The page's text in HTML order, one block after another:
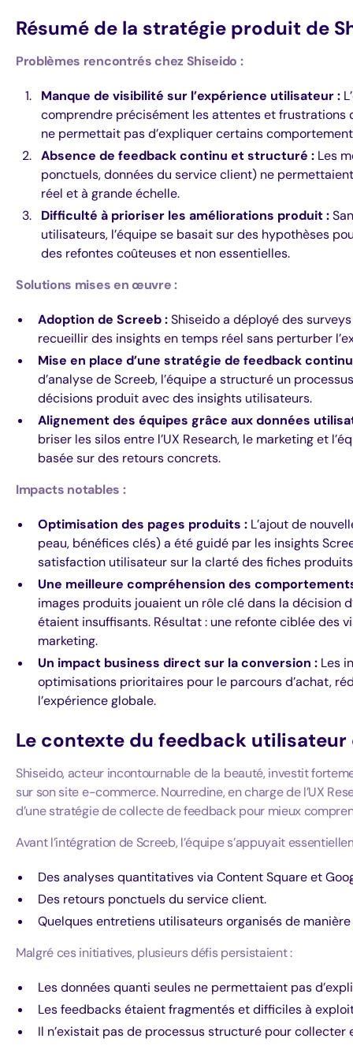
Résumé de la stratégie produit de
Problèmes rencontrés chez Shiseido :
Manque de visibilité sur l’expérience utilisateur :
comprendre précisément les attentes et frustrations
ne permettait pas d’expliquer certains
Absence de feedback continu et structuré : Les
ponctuels, données du service client) ne
réel et à grande échelle.
Difficulté à prioriser les améliorations produit :
utilisateurs, l’équipe se basait sur des hypothèses
des refontes coûteuses et non essentielles.
Solutions mises en œuvre :
Adoption de Screeb :Shiseido a déployé des
recueillir des insights en temps réel sans perturber
Mise en place d’une stratégie de feedback
d’analyse de Screeb, l’équipe a structuré un
décisions produit avec des insights utilisateurs.
Alignement des équipes grâce aux données
briser les silos entre l’UX Research, le marketing et
basée sur des retours concrets.
Impacts notables :
Optimisation des pages produits : L’ajout de
peau, bénéfices clés) a été guidé par les insights
satisfaction utilisateur sur la clarté des fiches
Une meilleure compréhension des
images produits jouaient un rôle clé dans la décision
étaient insuffisants. Résultat : une refonte ciblée des
marketing.
Un impact business direct sur la conversion : Les
optimisations prioritaires pour le parcours d’achat,
l’expérience globale.
Le contexte du feedback utilisateur
Shiseido, acteur incontournable de la beauté, investit
sur son site e-commerce. Nourredine, en charge de l’UX
d’une stratégie de collecte de feedback pour mieux
Avant l’intégration de Screeb, l’équipe s’appuyait
Des analyses quantitatives via Content Square et
Des retours ponctuels du service client.
Quelques entretiens utilisateurs organisés de manière
Malgré ces initiatives, plusieurs défis persistaient :
Les données quanti seules ne permettaient pas
Les feedbacks étaient fragmentés et difficiles à
Il n’existait pas de processus structuré pour